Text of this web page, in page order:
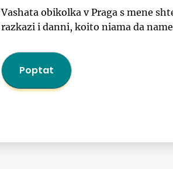
Vashata obikolka v Praga s mene
razkazi i danni, koito niama da
Poptat